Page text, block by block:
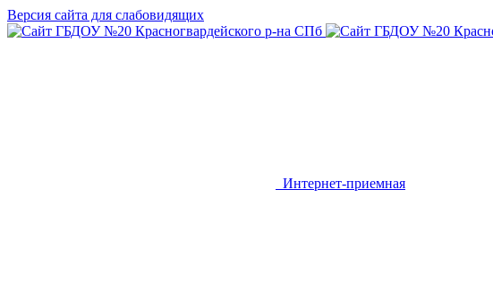
Версия сайта для слабовидящих
Интернет-приемная